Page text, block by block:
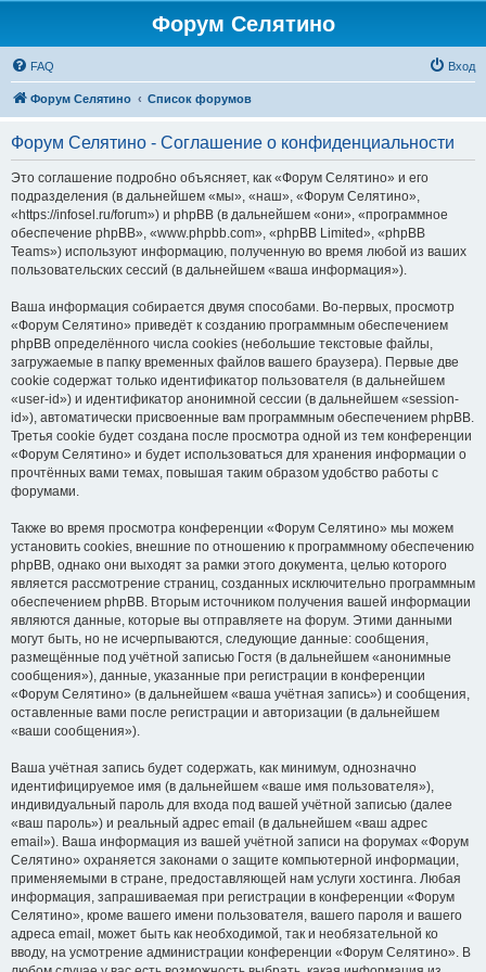
Форум Селятино
FAQ Вход
Форум Селятино Список форумов
Форум Селятино - Соглашение о конфиденциальности
Это соглашение подробно объясняет, как «Форум Селятино» и его
подразделения (в дальнейшем «мы», «наш», «Форум Селятино»,
«https://infosel.ru/forum») и phpBB (в дальнейшем «они», «программное
обеспечение phpBB», «www.phpbb.com», «phpBB Limited», «phpBB
Teams») используют информацию, полученную во время любой из ваших
пользовательских сессий (в дальнейшем «ваша информация»).
Ваша информация собирается двумя способами. Во-первых, просмотр
«Форум Селятино» приведёт к созданию программным обеспечением
phpBB определённого числа cookies (небольшие текстовые файлы,
загружаемые в папку временных файлов вашего браузера). Первые две
cookie содержат только идентификатор пользователя (в дальнейшем
«user-id») и идентификатор анонимной сессии (в дальнейшем «session-
id»), автоматически присвоенные вам программным обеспечением phpBB.
Третья cookie будет создана после просмотра одной из тем конференции
«Форум Селятино» и будет использоваться для хранения информации о
прочтённых вами темах, повышая таким образом удобство работы с
форумами.
Также во время просмотра конференции «Форум Селятино» мы можем
установить cookies, внешние по отношению к программному обеспечению
phpBB, однако они выходят за рамки этого документа, целью которого
является рассмотрение страниц, созданных исключительно программным
обеспечением phpBB. Вторым источником получения вашей информации
являются данные, которые вы отправляете на форум. Этими данными
могут быть, но не исчерпываются, следующие данные: сообщения,
размещённые под учётной записью Гостя (в дальнейшем «анонимные
сообщения»), данные, указанные при регистрации в конференции
«Форум Селятино» (в дальнейшем «ваша учётная запись») и сообщения,
оставленные вами после регистрации и авторизации (в дальнейшем
«ваши сообщения»).
Ваша учётная запись будет содержать, как минимум, однозначно
идентифицируемое имя (в дальнейшем «ваше имя пользователя»),
индивидуальный пароль для входа под вашей учётной записью (далее
«ваш пароль») и реальный адрес email (в дальнейшем «ваш адрес
email»). Ваша информация из вашей учётной записи на форумах «Форум
Селятино» охраняется законами о защите компьютерной информации,
применяемыми в стране, предоставляющей нам услуги хостинга. Любая
информация, запрашиваемая при регистрации в конференции «Форум
Селятино», кроме вашего имени пользователя, вашего пароля и вашего
адреса email, может быть как необходимой, так и необязательной ко
вводу, на усмотрение администрации конференции «Форум Селятино». В